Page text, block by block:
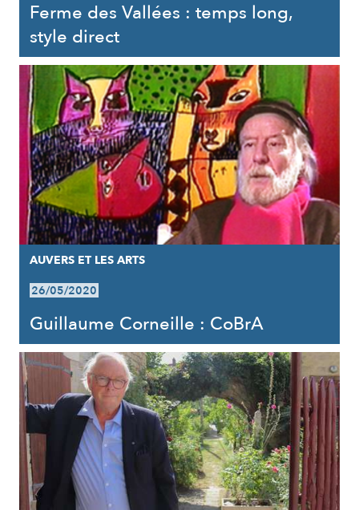
Ferme des Vallées : temps long,
style direct
AUVERS ET LES ARTS
26/05/2020
Guillaume Corneille : CoBrA